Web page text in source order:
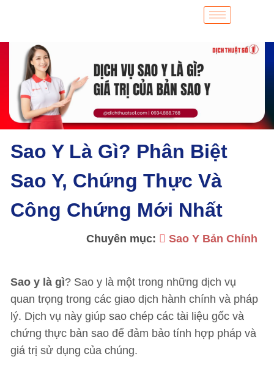
Sao Y Là Gì? Phân Biệt
Sao Y, Chứng Thực Và
Công Chứng Mới Nhất
Chuyên mục: Sao Y Bản Chính
Sao y là gì? Sao y là một trong những dịch vụ
quan trọng trong các giao dịch hành chính và pháp
lý. Dịch vụ này giúp sao chép các tài liệu gốc và
chứng thực bản sao để đảm bảo tính hợp pháp và
giá trị sử dụng của chúng.